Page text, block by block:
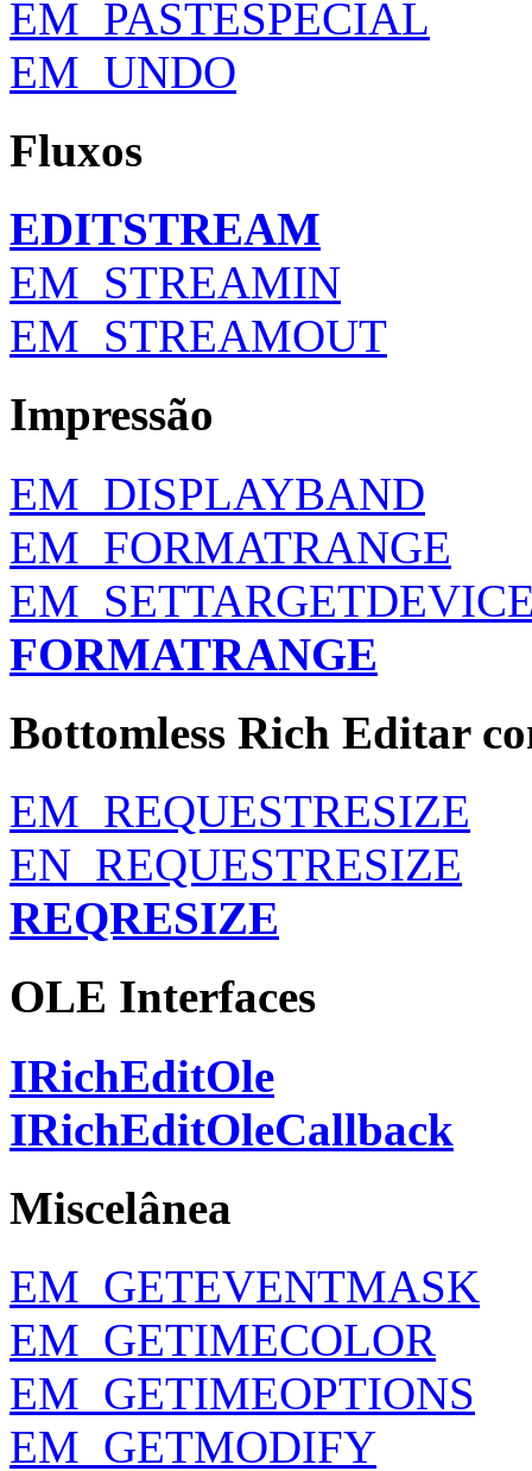
EM_PASTESPECIAL
EM_UNDO
Fluxos
EDITSTREAM
EM_STREAMIN
EM_STREAMOUT
Impressão
EM_DISPLAYBAND
EM_FORMATRANGE
FORMATRANGE
Bottomless Rich Editar
EM_REQUESTRESIZE
EN_REQUESTRESIZE
REQRESIZE
OLE Interfaces
IRichEditOle
IRichEditOleCallback
Miscelânea
EM_GETEVENTMASK
EM_GETIMECOLOR
EM_GETIMEOPTIONS
EM_GETMODIFY